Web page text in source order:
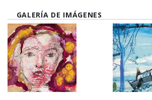
GALERÍA DE IMÁGENES